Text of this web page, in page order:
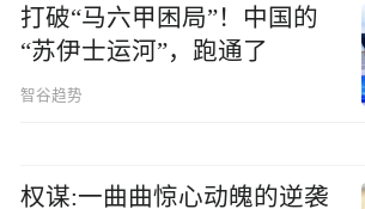
打破“马六甲困局”！中国的
“苏伊士运河”，跑通了
智谷趋势
权谋:一曲曲惊心动魄的逆袭